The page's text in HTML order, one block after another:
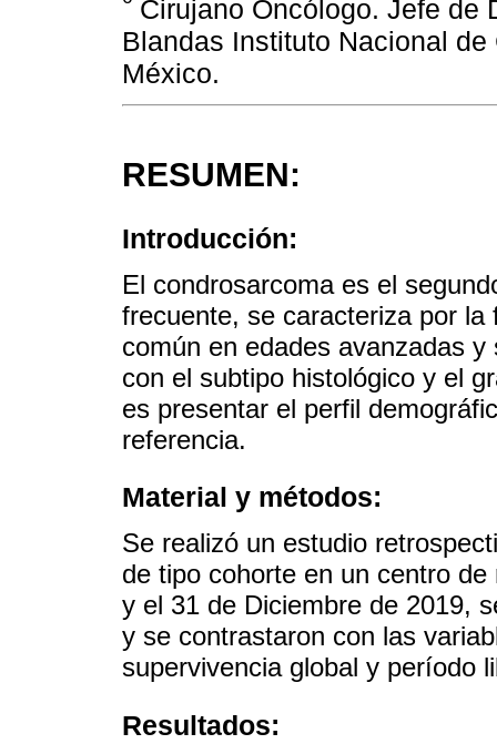
Cirujano Oncólogo. Jefe de
Blandas Instituto Nacional
México.
RESUMEN:
Introducción:
El condrosarcoma es el
frecuente, se caracteriza por
común en edades avanzadas
con el subtipo histológico y el
es presentar el perfil
referencia.
Material y métodos:
Se realizó un estudio
de tipo cohorte en un centro
y el 31 de Diciembre de 2019,
y se contrastaron con las
supervivencia global y período
Resultados: